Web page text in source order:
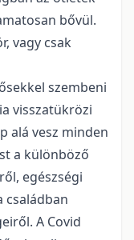
bővül.
vagy csak
szembeni
visszatükrözi
alá vesz minden
a különböző
egészségi
családban
A Covid